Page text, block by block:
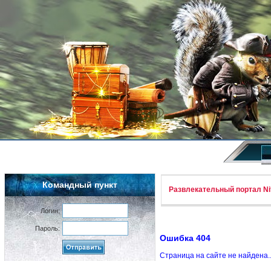
Командный пункт
Логин:
Пароль:
Развлекательный портал
Ошибка 404
Страница на сайте не